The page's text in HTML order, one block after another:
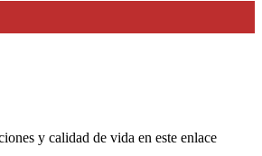
y calidad de vida en este enlace